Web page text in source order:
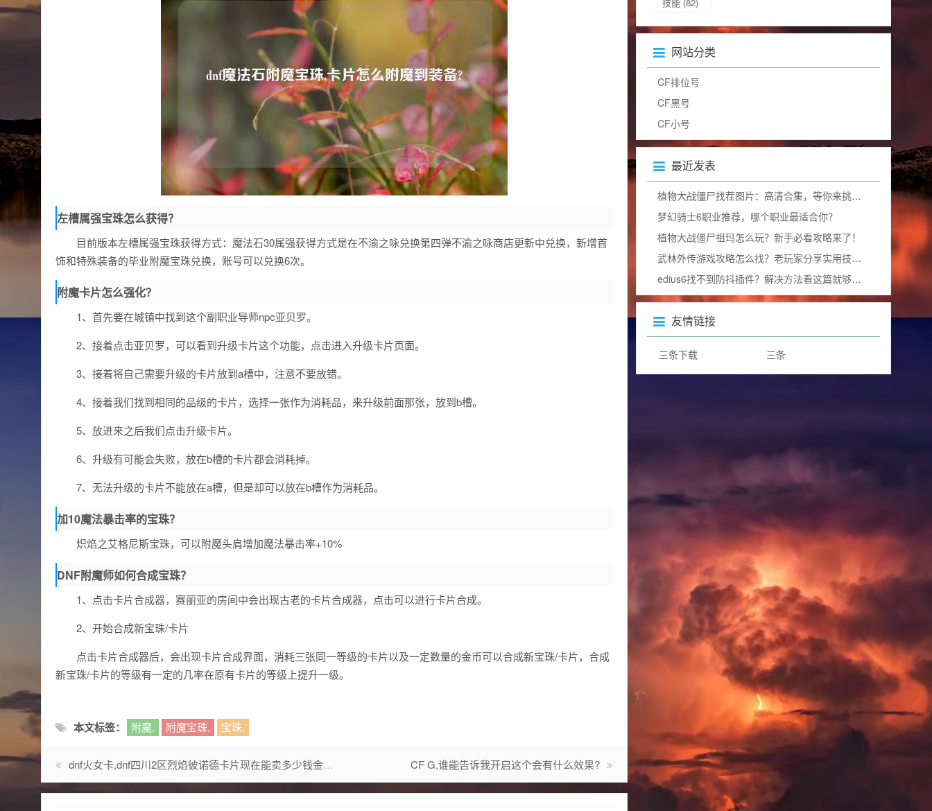
左槽属强宝珠怎么获得？
目前版本左槽属强宝珠获得方式：魔法石30属强获得方式是在不渝之咏兑换第四弹不渝之咏商店更新中兑换，新增首
饰和特殊装备的毕业附魔宝珠兑换，账号可以兑换6次。
附魔卡片怎么强化？
1、首先要在城镇中找到这个副职业导师npc亚贝罗。
2、接着点击亚贝罗，可以看到升级卡片这个功能，点击进入升级卡片页面。
3、接着将自己需要升级的卡片放到a槽中，注意不要放错。
4、接着我们找到相同的品级的卡片，选择一张作为消耗品，来升级前面那张，放到b槽。
5、放进来之后我们点击升级卡片。
6、升级有可能会失败，放在b槽的卡片都会消耗掉。
7、无法升级的卡片不能放在a槽，但是却可以放在b槽作为消耗品。
加10魔法暴击率的宝珠？
炽焰之艾格尼斯宝珠，可以附魔头肩增加魔法暴击率+10%
DNF附魔师如何合成宝珠？
1、点击卡片合成器，赛丽亚的房间中会出现古老的卡片合成器，点击可以进行卡片合成。
2、开始合成新宝珠/卡片
点击卡片合成器后，会出现卡片合成界面，消耗三张同一等级的卡片以及一定数量的金币可以合成新宝珠/卡片，合成
新宝珠/卡片的等级有一定的几率在原有卡片的等级上提升一级。
本文标签： 附魔, 附魔宝珠, 宝珠,
dnf火女卡,dnf四川2区烈焰彼诺德卡片现在能卖多少钱金币? CF G,谁能告诉我开启这个会有什么效果?
网站分类
CF排位号
CF黑号
CF小号
最近发表
植物大战僵尸找茬图片：高清合集，等你来挑战眼力极限！
梦幻骑士6职业推荐，哪个职业最适合你？
植物大战僵尸祖玛怎么玩？新手必看攻略来了！
武林外传游戏攻略怎么找？老玩家分享实用技巧！
edius6找不到防抖插件？解决方法看这篇就够了！
友情链接
三条下载 三条